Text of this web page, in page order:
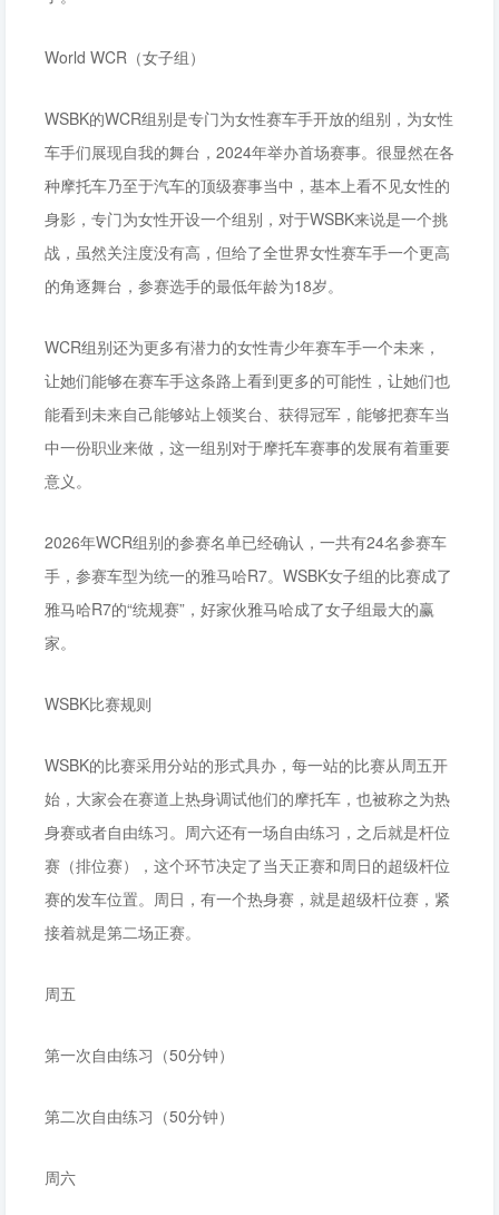
World WCR（女子组）
WSBK的WCR组别是专门为女性赛车手开放的组别，为女性
车手们展现自我的舞台，2024年举办首场赛事。很显然在各
种摩托车乃至于汽车的顶级赛事当中，基本上看不见女性的
身影，专门为女性开设一个组别，对于WSBK来说是一个挑
战，虽然关注度没有高，但给了全世界女性赛车手一个更高
的角逐舞台，参赛选手的最低年龄为18岁。
WCR组别还为更多有潜力的女性青少年赛车手一个未来，
让她们能够在赛车手这条路上看到更多的可能性，让她们也
能看到未来自己能够站上领奖台、获得冠军，能够把赛车当
中一份职业来做，这一组别对于摩托车赛事的发展有着重要
意义。
2026年WCR组别的参赛名单已经确认，一共有24名参赛车
手，参赛车型为统一的雅马哈R7。WSBK女子组的比赛成了
雅马哈R7的“统规赛”，好家伙雅马哈成了女子组最大的赢
家。
WSBK比赛规则
WSBK的比赛采用分站的形式具办，每一站的比赛从周五开
始，大家会在赛道上热身调试他们的摩托车，也被称之为热
身赛或者自由练习。周六还有一场自由练习，之后就是杆位
赛（排位赛），这个环节决定了当天正赛和周日的超级杆位
赛的发车位置。周日，有一个热身赛，就是超级杆位赛，紧
接着就是第二场正赛。
周五
第一次自由练习（50分钟）
第二次自由练习（50分钟）
周六